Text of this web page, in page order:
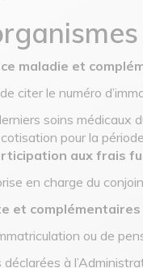
maladie et
citer le numéro
soins médicaux
pour la
aux frais
en charge du
et complémentaires
ou de
à